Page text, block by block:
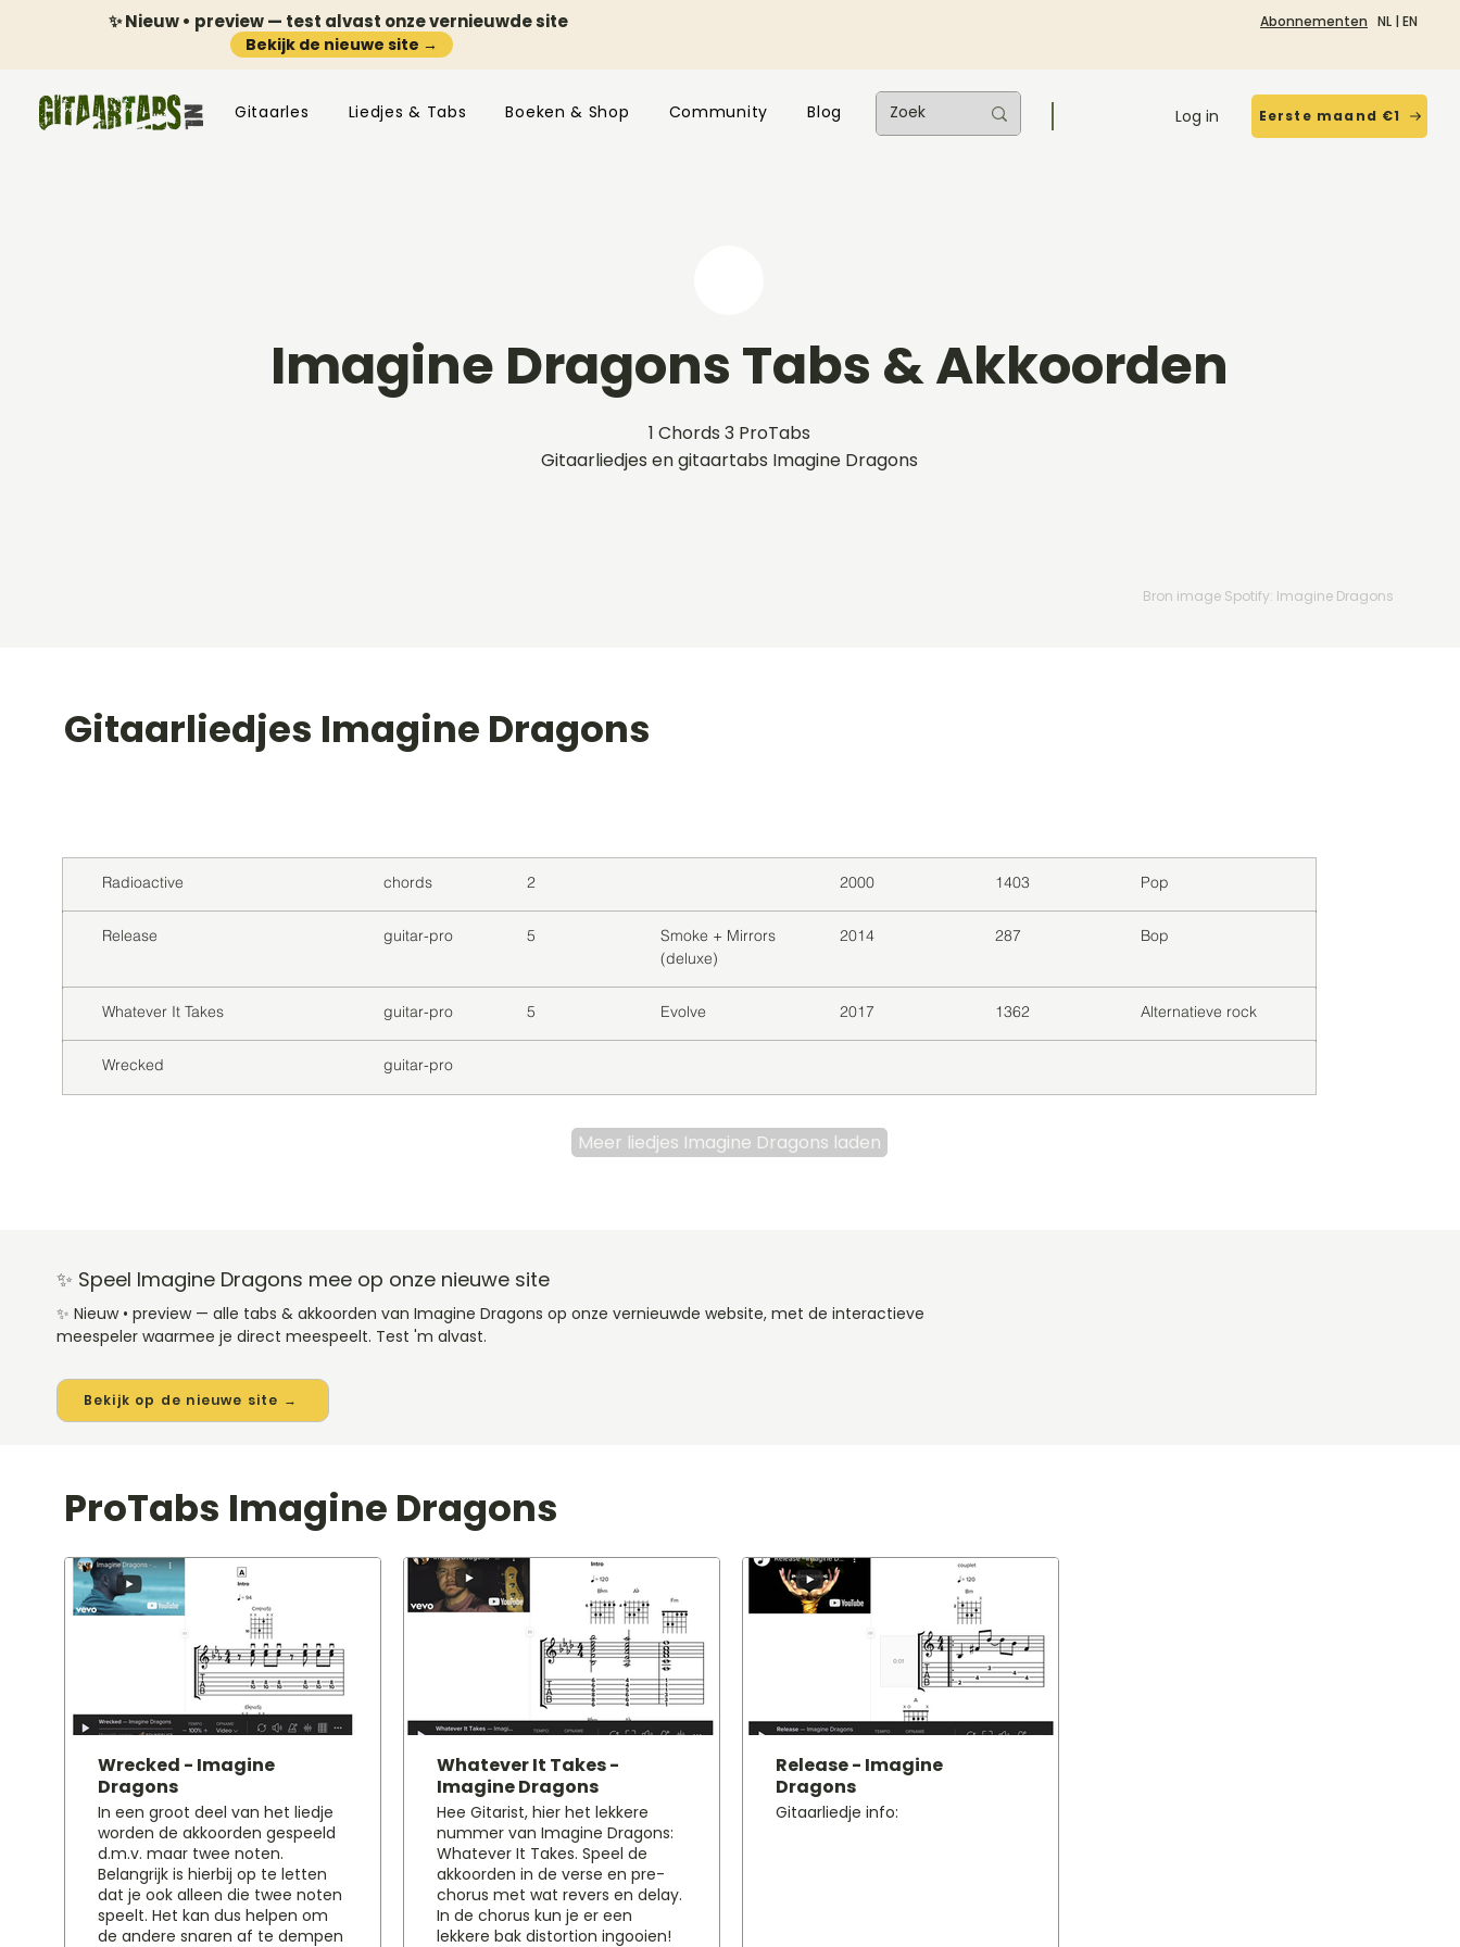
✨ Nieuw • preview — test alvast onze vernieuwde site
Bekijk de nieuwe site →
Abonnementen NL | EN
Gitaarles Liedjes & Tabs Boeken & Shop Community Blog Log in Eerste maand €1
Imagine Dragons Tabs & Akkoorden
1 Chords 3 ProTabs
Gitaarliedjes en gitaartabs Imagine Dragons
Bron image Spotify: Imagine Dragons
Gitaarliedjes Imagine Dragons
Radioactive chords 2 2000 1403 Pop
Release guitar-pro 5
Smoke + Mirrors
(deluxe)
2014 287 Bop
Whatever It Takes guitar-pro 5 Evolve 2017 1362 Alternatieve rock
Wrecked guitar-pro
Meer liedjes Imagine Dragons laden
✨ Speel Imagine Dragons mee op onze nieuwe site
✨ Nieuw • preview — alle tabs & akkoorden van Imagine Dragons op onze vernieuwde website, met de interactieve
meespeler waarmee je direct meespeelt. Test 'm alvast.
Bekijk op de nieuwe site →
ProTabs Imagine Dragons
Wrecked - Imagine
Dragons
In een groot deel van het liedje
worden de akkoorden gespeeld
d.m.v. maar twee noten.
Belangrijk is hierbij op te letten
dat je ook alleen die twee noten
speelt. Het kan dus helpen om
de andere snaren af te dempen
Whatever It Takes -
Imagine Dragons
Hee Gitarist, hier het lekkere
nummer van Imagine Dragons:
Whatever It Takes. Speel de
akkoorden in de verse en pre-
chorus met wat revers en delay.
In de chorus kun je er een
lekkere bak distortion ingooien!
Release - Imagine
Dragons
Gitaarliedje info: